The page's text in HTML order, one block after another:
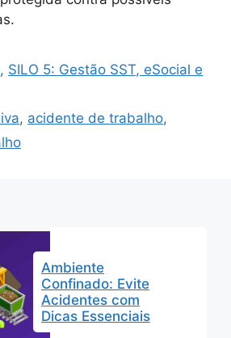
, SILO 5: Gestão SST, eSocial e
, acidente de trabalho,
Ambiente
Confinado: Evite
Acidentes com
Dicas Essenciais